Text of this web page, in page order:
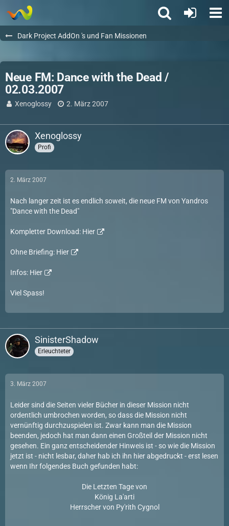
Dark Project AddOn 's und Fan Missionen
Neue FM: Dance with the Dead /
02.03.2007
Xenoglossy 2. März 2007
Xenoglossy
Profi
2. März 2007
Nach langer zeit ist es endlich soweit, die neue FM von Yandros
"Dance with the Dead"
Kompletter Download: Hier
Ohne Briefing: Hier
Infos: Hier
Viel Spass!
SinisterShadow
Erleuchteter
3. März 2007
Leider sind die Seiten vieler Bücher in dieser Mission nicht
ordentlich umbrochen worden, so dass die Mission nicht
vernünftig durchzuspielen ist. Zwar kann man die Mission
beenden, jedoch hat man dann einen Großteil der Mission nicht
gesehen. Ein ganz entscheidender Hinweis ist - so wie die Mission
jetzt ist - nicht lesbar, daher hab ich ihn hier abgedruckt - erst lesen
wenn Ihr folgendes Buch gefunden habt:
Die Letzten Tage von
König La'arti
Herrscher von Py'rith Cygnol